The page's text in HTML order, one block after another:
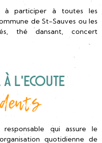
à participer à toutes les
de St-Sauves ou les
thé dansant, concert
l’Ecoute
qui assure le
quotidienne de